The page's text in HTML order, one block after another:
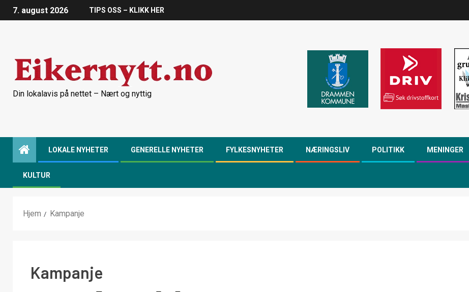
7. august 2026 TIPS OSS – KLIKK HER
Din lokalavis på nettet – Nært og nyttig
LOKALE NYHETER GENERELLE NYHETER FYLKESNYHETER NÆRINGSLIV POLITIKK MENINGER
KULTUR
Hjem Kampanje
Kampanje